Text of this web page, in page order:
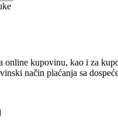
online kupovinu, kao i za
način plaćanja sa